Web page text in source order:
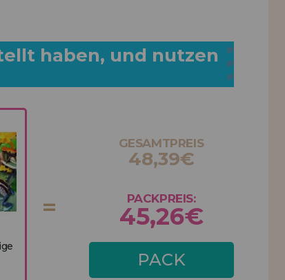
haben, und nutzen
GESAMTPREIS
48,39€
PACKPREIS:
45,26€
PACK